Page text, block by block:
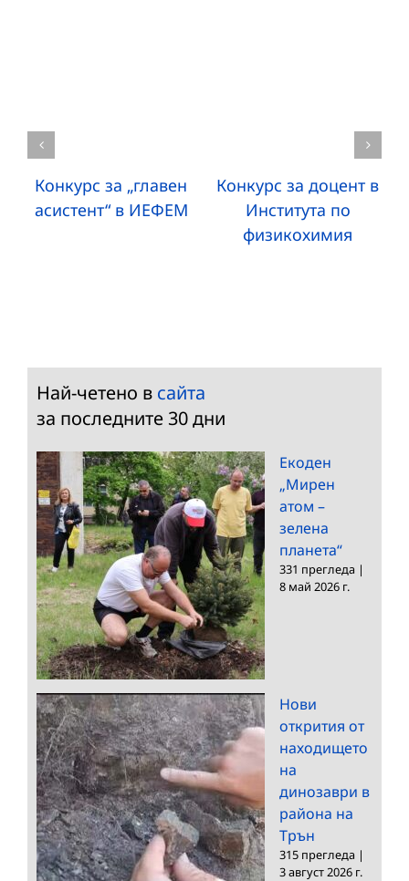
Конкурс за „главен
асистент“ в ИЕФЕМ
Конкурс за доцент в
Института по
физикохимия
Най-четено в сайта
за последните 30 дни
Екоден
„Мирен
атом –
зелена
планета“
331 прегледа |
8 май 2026 г.
Нови
открития от
находището
на
динозаври в
района на
Трън
315 прегледа |
3 август 2026 г.